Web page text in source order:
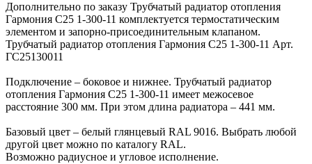
Дополнительно по заказу Трубчатый радиатор отопления
Гармония С25 1-300-11 комплектуется термостатическим
элементом и запорно-присоединительным клапаном.
Трубчатый радиатор отопления Гармония С25 1-300-11 Арт.
ГС25130011
Подключение – боковое и нижнее. Трубчатый радиатор
отопления Гармония С25 1-300-11 имеет межосевое
расстояние 300 мм. При этом длина радиатора – 441 мм.
Базовый цвет – белый глянцевый RAL 9016. Выбрать любой
другой цвет можно по каталогу RAL.
Возможно радиусное и угловое исполнение.